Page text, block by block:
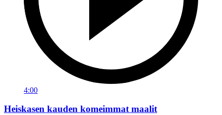
4:00
Heiskasen kauden komeimmat maalit